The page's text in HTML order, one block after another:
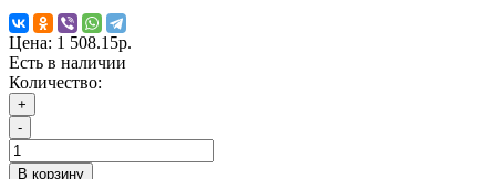
Цена: 1 508.15р.
Есть в наличии
Количество:
+
-
В корзину